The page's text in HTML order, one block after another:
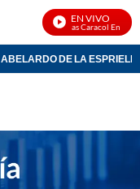
EN VIVO
Noticias Caracol En Vivo
ABELARDO DE LA